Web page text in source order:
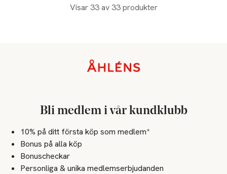
Visar 33 av 33 produkter
Bli medlem i vår kundklubb
10% på ditt första köp som medlem*
Bonus på alla köp
Bonuscheckar
Personliga & unika medlemserbjudanden